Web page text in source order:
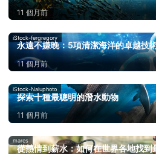
11 個月前
iStock-fergregory
永遠不嫌晚：5項清潔海洋的卓越技
11 個月前
iStock-Naluphoto
探索十種最聰明的潛水動物
11 個月前
mares
從熱情到薪水：如何在世界各地找到